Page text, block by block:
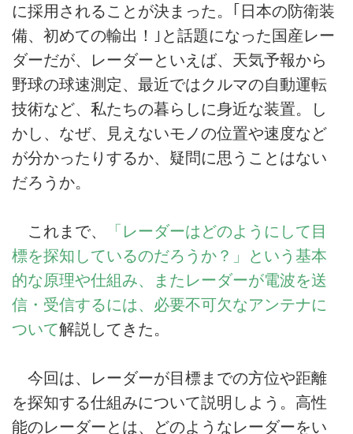
に採用されることが決まった。｢日本の防衛装
備、初めての輸出！｣と話題になった国産レー
ダーだが、レーダーといえば、天気予報から
野球の球速測定、最近ではクルマの自動運転
技術など、私たちの暮らしに身近な装置。し
かし、なぜ、見えないモノの位置や速度など
が分かったりするか、疑問に思うことはない
だろうか。
これまで、
「レーダーはどのようにして目
標を探知しているのだろうか？」という基本
的な原理や仕組み、またレーダーが電波を送
信・受信するには、必要不可欠なアンテナに
ついて解説してきた。
今回は、レーダーが目標までの方位や距離
を探知する仕組みについて説明しよう。高性
能のレーダーとは、どのようなレーダーをい